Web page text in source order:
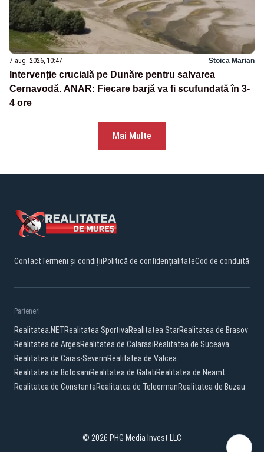
7 aug. 2026, 10:47 Stoica Marian
Intervenție crucială pe Dunăre pentru salvarea
Cernavodă. ANAR: Fiecare barjă va fi scufundată în 3-
4 ore
Mai Multe
ContactTermeni și condițiiPolitică de confidențialitateCod de conduită
Parteneri:
Realitatea.NETRealitatea SportivaRealitatea StarRealitatea de Brasov
Realitatea de ArgesRealitatea de CalarasiRealitatea de Suceava
Realitatea de Caras-SeverinRealitatea de Valcea
Realitatea de BotosaniRealitatea de GalatiRealitatea de Neamt
Realitatea de ConstantaRealitatea de TeleormanRealitatea de Buzau
© 2026 PHG Media Invest LLC